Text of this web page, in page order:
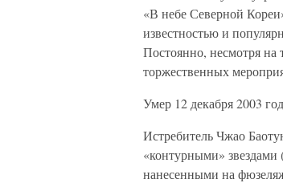
«В небе Северной
известностью и
Постоянно, несмотря на
торжественных
Умер 12 декабря 2003
Истребитель Чжао
«контурными» звездами
нанесенными на